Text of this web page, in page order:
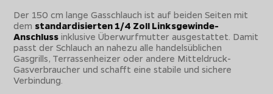
Der 150 cm lange Gasschlauch ist auf beiden Seiten mit
dem standardisierten 1/4 Zoll Linksgewinde-
Anschluss inklusive Überwurfmutter ausgestattet. Damit
passt der Schlauch an nahezu alle handelsüblichen
Gasgrills, Terrassenheizer oder andere Mitteldruck-
Gasverbraucher und schafft eine stabile und sichere
Verbindung.